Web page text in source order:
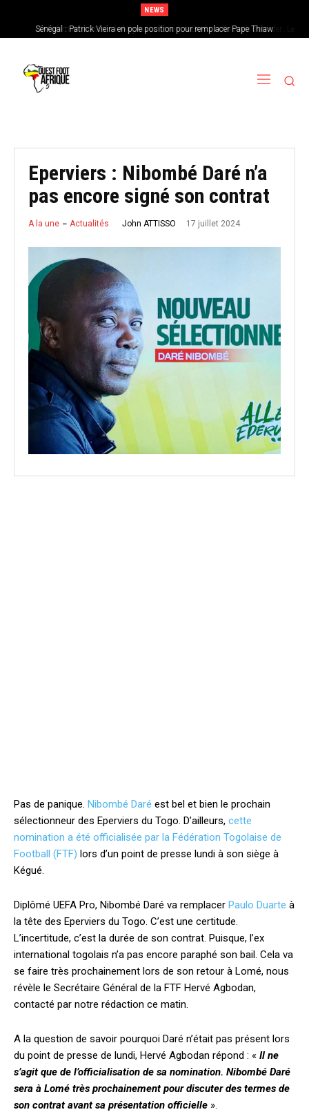
NEWS
Sénégal : Patrick Vieira en pole position pour remplacer Pape Thiaw
CAN féminine 2026 : le Nigeria en favori, le Burkina Faso en outsider…Les
chances de l’Afrique de l’Ouest
Eperviers : Nibombé Daré n’a
pas encore signé son contrat
A la une Actualités John ATTISSO 17 juillet 2024
Pas de panique. Nibombé Daré est bel et bien le prochain
sélectionneur des Eperviers du Togo. D’ailleurs, cette
nomination a été officialisée par la Fédération Togolaise de
Football (FTF) lors d’un point de presse lundi à son siège à
Kégué.
Diplômé UEFA Pro, Nibombé Daré va remplacer Paulo Duarte à
la tête des Eperviers du Togo. C’est une certitude.
L’incertitude, c’est la durée de son contrat. Puisque, l’ex
international togolais n’a pas encore paraphé son bail. Cela va
se faire très prochainement lors de son retour à Lomé, nous
révèle le Secrétaire Général de la FTF Hervé Agbodan,
contacté par notre rédaction ce matin.
A la question de savoir pourquoi Daré n’était pas présent lors
du point de presse de lundi, Hervé Agbodan répond : « Il ne
s’agit que de l’officialisation de sa nomination. Nibombé Daré
sera à Lomé très prochainement pour discuter des termes de
son contrat avant sa présentation officielle ».